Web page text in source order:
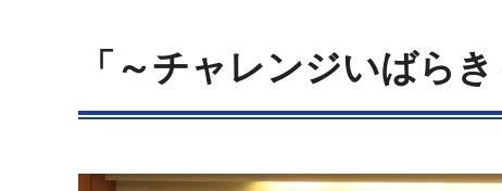
「～チャレンジいばら